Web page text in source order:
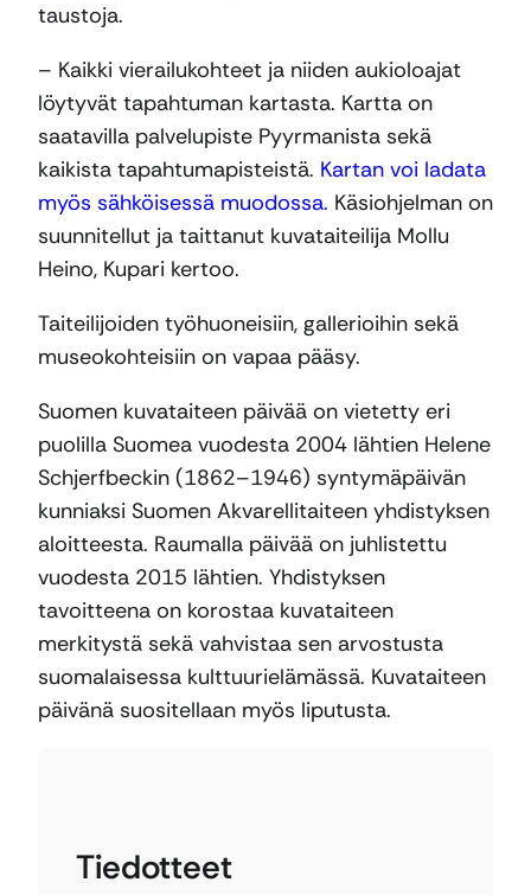
taustoja.
– Kaikki vierailukohteet ja niiden aukioloajat
löytyvät tapahtuman kartasta. Kartta on
saatavilla palvelupiste Pyyrmanista sekä
kaikista tapahtumapisteistä. Kartan voi ladata
myös sähköisessä muodossa. Käsiohjelman on
suunnitellut ja taittanut kuvataiteilija Mollu
Heino, Kupari kertoo.
Taiteilijoiden työhuoneisiin, gallerioihin sekä
museokohteisiin on vapaa pääsy.
Suomen kuvataiteen päivää on vietetty eri
puolilla Suomea vuodesta 2004 lähtien Helene
Schjerfbeckin (1862–1946) syntymäpäivän
kunniaksi Suomen Akvarellitaiteen yhdistyksen
aloitteesta. Raumalla päivää on juhlistettu
vuodesta 2015 lähtien. Yhdistyksen
tavoitteena on korostaa kuvataiteen
merkitystä sekä vahvistaa sen arvostusta
suomalaisessa kulttuurielämässä. Kuvataiteen
päivänä suositellaan myös liputusta.
Tiedotteet